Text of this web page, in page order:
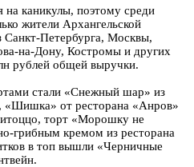
каникулы, поэтому среди
жители Архангельской
Санкт-Петербурга, Москвы,
на-Дону, Костромы и других
рублей общей выручки.
стали «Снежный шар» из
«Шишка» от ресторана «Анров»
торт «Морошку не
грибным кремом из ресторана
в топ вышли «Черничные